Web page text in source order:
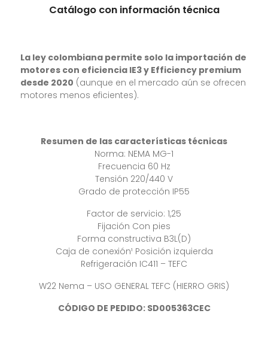
Catálogo con información técnica
La ley colombiana permite solo la importación de
motores con eficiencia IE3 y Efficiency premium
desde 2020 (aunque en el mercado aún se ofrecen
motores menos eficientes).
Resumen de las características técnicas
Norma: NEMA MG-1
Frecuencia 60 Hz
Tensión 220/440 V
Grado de protección IP55
Factor de servicio: 1,25
Fijación Con pies
Forma constructiva B3L(D)
Caja de conexión¹ Posición izquierda
Refrigeración IC411 – TEFC
W22 Nema – USO GENERAL TEFC (HIERRO GRIS)
CÓDIGO DE PEDIDO: SD005363CEC